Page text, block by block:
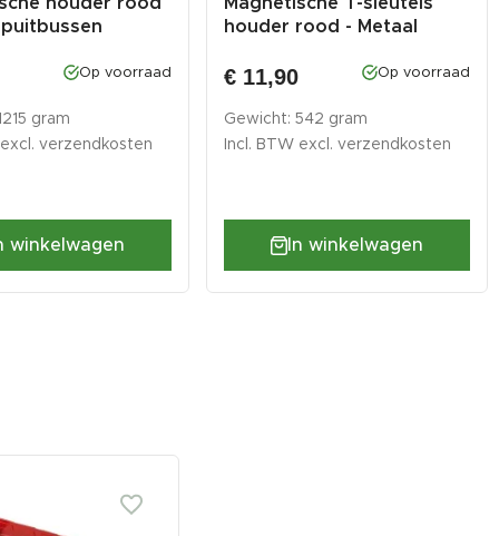
houder rood
Op voorraad
gram
excl.verzendkosten
winkelwagen
Magnetische T-sleutels
houder rood - Metaal
€ 11,90 Op voorraad
Gewicht: 542 gram
Incl. BTW excl.verzendkosten
In winkelwagen